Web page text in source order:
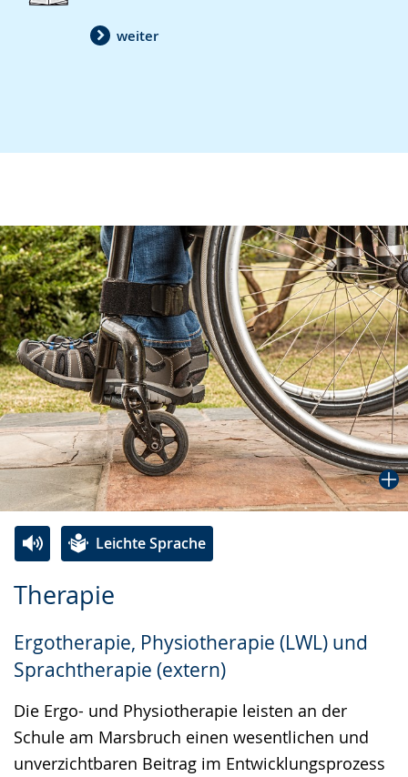
weiter
Therapie
Ergotherapie, Physiotherapie (LWL) und
Sprachtherapie (extern)
Die Ergo- und Physiotherapie leisten an der
Schule am Marsbruch einen wesentlichen und
unverzichtbaren Beitrag im Entwicklungsprozess
Leichte Sprache
Leichten
wechseln.
Audio-
Video
Deutscher
Gebärdensprache
wird
angezeigt.